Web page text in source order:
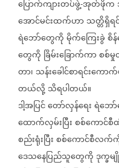
ပြောက်ကျားတပ်ဖွဲ့-အုတ်ဖိုက
အောင်မင်းထက်ဟာသတ္တိရှိရ
ရဲဘော်တွေကိုမိုက်ကြေးခွဲစိ
တွေကို ခြိမ်းခြောက်ကာစစ်
တာ၊ သန်းခေါင်စာရင်းကေ
တယ်လို့သိရပါတယ်။
ဒါ့အပြင်တော်လှန်ရေးရဲဘေ
ထောက်လှမ်းပြီးစစ်ကောင်စီ
စည်းရုံးပြီးစစ်ကောင်စီလ
ဒေသနေပြည်သူတွေကိုဒုက္ခမ